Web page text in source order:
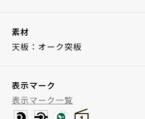
素材
天板：オーク突板
表示マーク
表示マーク一覧